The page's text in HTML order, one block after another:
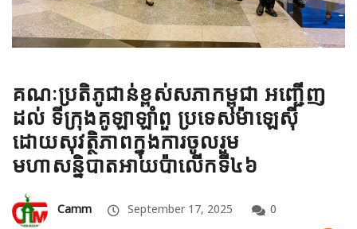
គណៈប្រតិភូជាន់ខ្ពស់សភាកម្ពុជា អញ្ជើញ
ដល់ ទីក្រុងគូឡាឡាំពួ ប្រទេសម៉ាឡេស៊ី
ដោយសុវត្ថិភាពក្នុងការចូលរួម
មហាសន្និបាតអាយប៉ាលើកទី៤៦
Camm September 17, 2025
0